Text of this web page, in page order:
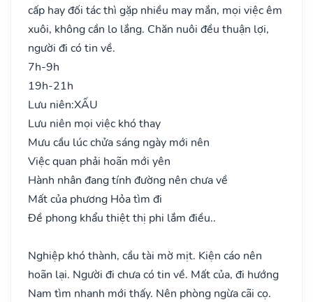
cấp hay đối tác thì gặp nhiều may mắn, mọi việc êm
xuôi, không cần lo lắng. Chăn nuôi đều thuận lợi,
người đi có tin về.
7h-9h
19h-21h
Lưu niên:XẤU
Lưu niên mọi việc khó thay
Mưu cầu lúc chửa sáng ngày mới nên
Việc quan phải hoãn mới yên
Hành nhân đang tính đường nên chưa về
Mất của phương Hỏa tìm đi
Đề phong khẩu thiệt thị phi lắm điều..
Nghiệp khó thành, cầu tài mờ mịt. Kiện cáo nên
hoãn lại. Người đi chưa có tin về. Mất của, đi hướng
Nam tìm nhanh mới thấy. Nên phòng ngừa cãi cọ.